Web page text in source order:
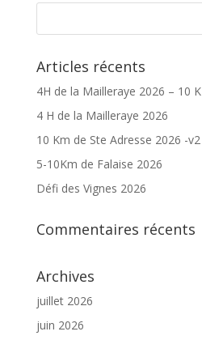
Articles récents
4H de la Mailleraye 2026 – 10 K
4 H de la Mailleraye 2026
10 Km de Ste Adresse 2026 -v2
5-10Km de Falaise 2026
Défi des Vignes 2026
Commentaires récents
Archives
juillet 2026
juin 2026